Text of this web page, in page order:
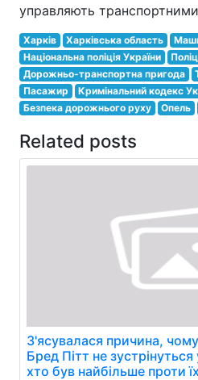
управляють
Харків Харківська область
Національна поліція України
Дорожньо-транспортна пригода
Пасажир
Кримінальний кодекс
Безпека дорожнього руху
Опель
Related posts
З'ясувалася причина,
Бред Пітт не
хто був найбільше проти